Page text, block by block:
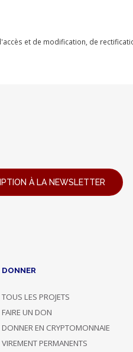
et de modification, de
À LA NEWSLETTER
DONNER
TOUS LES PROJETS
FAIRE UN DON
DONNER EN CRYPTOMONNAIE
VIREMENT PERMANENTS